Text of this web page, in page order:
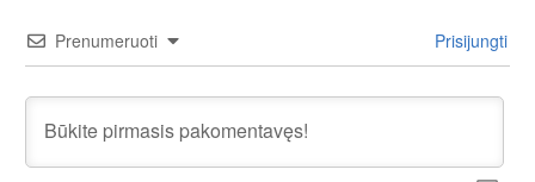
Prenumeruoti Prisijungti